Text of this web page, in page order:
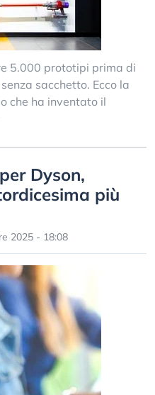
5.000 prototipi prima di
sacchetto. Ecco la
che ha inventato il
Dyson,
più
2025 - 18:08